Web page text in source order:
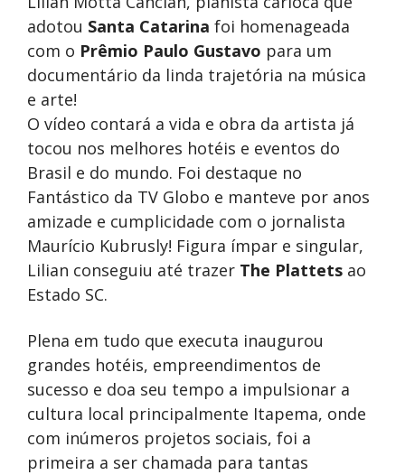
adotou Santa Catarina foi homenageada
com o Prêmio Paulo Gustavo para um
documentário da linda trajetória na música
e arte!
O vídeo contará a vida e obra da artista já
tocou nos melhores hotéis e eventos do
Brasil e do mundo. Foi destaque no
Fantástico da TV Globo e manteve por anos
amizade e cumplicidade com o jornalista
Maurício Kubrusly! Figura ímpar e singular,
Lilian conseguiu até trazer The Plattets ao
Estado SC.
Plena em tudo que executa inaugurou
grandes hotéis, empreendimentos de
sucesso e doa seu tempo a impulsionar a
cultura local principalmente Itapema, onde
com inúmeros projetos sociais, foi a
primeira a ser chamada para tantas